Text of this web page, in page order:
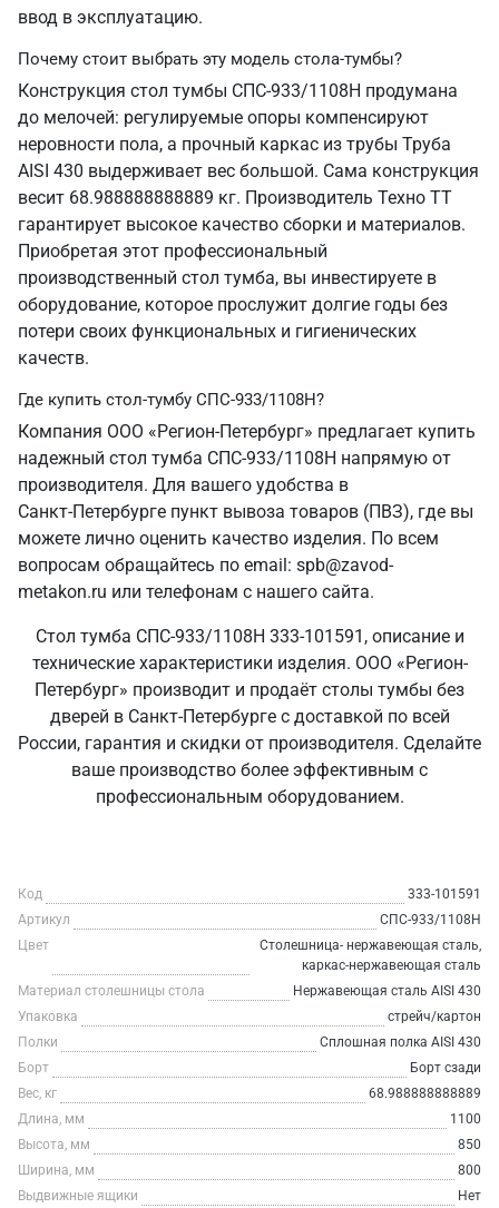
ввод в эксплуатацию.
Почему стоит выбрать эту модель стола-тумбы?
Конструкция стол тумбы СПС-933/1108Н продумана
до мелочей: регулируемые опоры компенсируют
неровности пола, а прочный каркас из трубы Труба
AISI 430 выдерживает вес большой. Сама конструкция
весит 68.988888888889 кг. Производитель Техно ТТ
гарантирует высокое качество сборки и материалов.
Приобретая этот профессиональный
производственный стол тумба, вы инвестируете в
оборудование, которое прослужит долгие годы без
потери своих функциональных и гигиенических
качеств.
Где купить стол-тумбу СПС-933/1108Н?
Компания ООО «Регион-Петербург» предлагает купить
надежный стол тумба СПС-933/1108Н напрямую от
производителя. Для вашего удобства в
Санкт‑Петербурге пункт вывоза товаров (ПВЗ), где вы
можете лично оценить качество изделия. По всем
вопросам обращайтесь по email: spb@zavod-
metakon.ru или телефонам с нашего сайта.
Стол тумба СПС-933/1108Н 333-101591, описание и
технические характеристики изделия. ООО «Регион-
Петербург» производит и продаёт столы тумбы без
дверей в Санкт‑Петербурге с доставкой по всей
России, гарантия и скидки от производителя. Сделайте
ваше производство более эффективным с
профессиональным оборудованием.
Код
333-101591
Артикул
СПС-933/1108Н
Цвет
Столешница- нержавеющая сталь,
каркас-нержавеющая сталь
Материал столешницы стола
Нержавеющая сталь AISI 430
Упаковка
стрейч/картон
Полки
Сплошная полка AISI 430
Борт
Борт сзади
Вес, кг
68.988888888889
Длина, мм
1100
Высота, мм
850
Ширина, мм
800
Выдвижные ящики
Нет